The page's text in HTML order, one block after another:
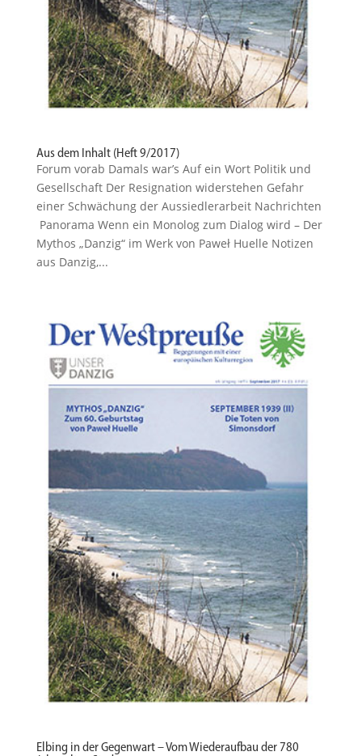
Aus dem Inhalt (Heft 9/2017)
Forum vorab Damals war’s Auf ein Wort Politik und
Gesellschaft Der Resignation widerstehen Gefahr
einer Schwä­chung der Aussiedlerarbeit Nachrichten
Panorama Wenn ein Monolog zum Dialog wird – Der
Mythos „Danzig“ im Werk von Paweł Huelle Notizen
aus Danzig,...
Elbing in der Gegenwart – Vom Wiederaufbau der 780